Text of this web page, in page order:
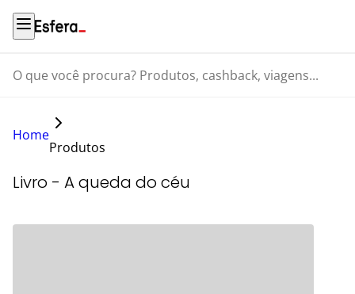
O que você procura? Produtos, cashback, viagens...
Home
Produtos
Livro - A queda do céu